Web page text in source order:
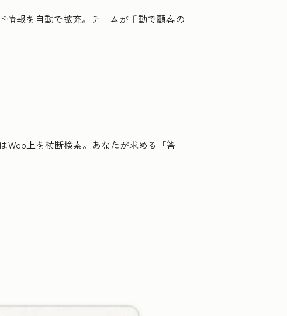
情報を自動で拡充。チームが手動で顧客の
Web上を横断検索。あなたが求める「答